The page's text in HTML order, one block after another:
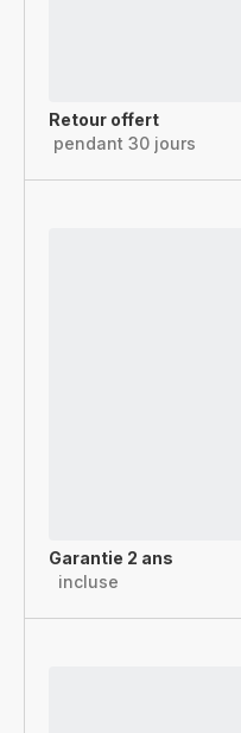
Retour offert
pendant 30 jours
Garantie 2 ans
incluse